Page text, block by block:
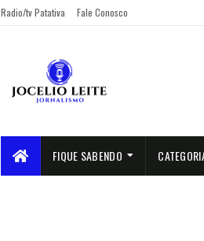
Radio/tv Patativa Fale Conosco
FIQUE SABENDO